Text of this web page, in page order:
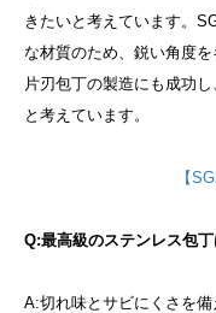
きたいと考えています。
な材質のため、鋭い角度
片刃包丁の製造にも成功
と考えています。
【
Q:最高級のステンレス包丁
A:切れ味とサビにくさを